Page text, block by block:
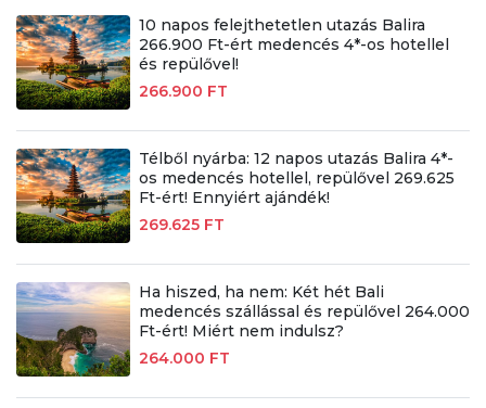
10 napos felejthetetlen utazás Balira
266.900 Ft-ért medencés 4*-os hotellel
és repülővel!
266.900 FT
Télből nyárba: 12 napos utazás Balira 4*-
os medencés hotellel, repülővel 269.625
Ft-ért! Ennyiért ajándék!
269.625 FT
Ha hiszed, ha nem: Két hét Bali
medencés szállással és repülővel 264.000
Ft-ért! Miért nem indulsz?
264.000 FT